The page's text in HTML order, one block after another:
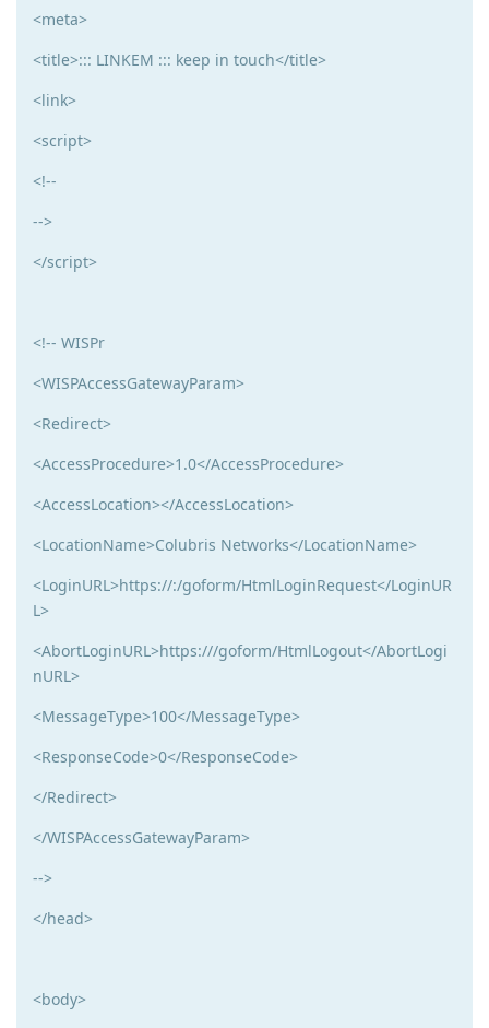
<meta>
<title>::: LINKEM ::: keep in touch</title>
<link>
<script>
<!--
-->
</script>
<!-- WISPr
<WISPAccessGatewayParam>
<Redirect>
<AccessProcedure>1.0</AccessProcedure>
<AccessLocation></AccessLocation>
<LocationName>Colubris Networks</LocationName>
<LoginURL>https://:/goform/HtmlLoginRequest</LoginUR
L>
<AbortLoginURL>https:///goform/HtmlLogout</AbortLogi
nURL>
<MessageType>100</MessageType>
<ResponseCode>0</ResponseCode>
</Redirect>
</WISPAccessGatewayParam>
-->
</head>
<body>